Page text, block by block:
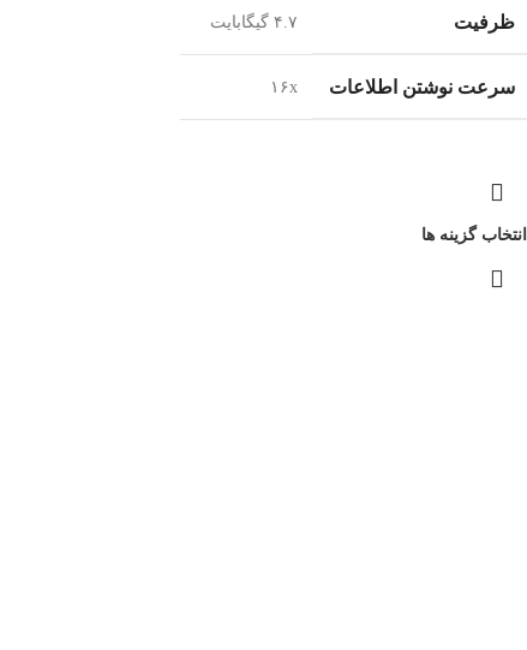
ظرفیت ۴.۷ گیگابایت
سرعت نوشتن اطلاعات ۱۶x
انتخاب گزینه ها